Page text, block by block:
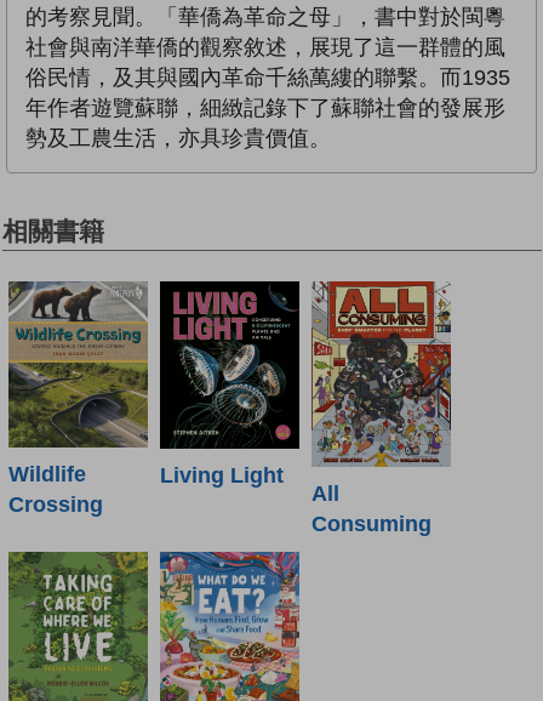
的考察見聞。「華僑為革命之母」，書中對於閩粵
社會與南洋華僑的觀察敘述，展現了這一群體的風
俗民情，及其與國內革命千絲萬縷的聯繫。而1935
年作者遊覽蘇聯，細緻記錄下了蘇聯社會的發展形
勢及工農生活，亦具珍貴價值。
相關書籍
Wildlife
Crossing
Living Light
All
Consuming